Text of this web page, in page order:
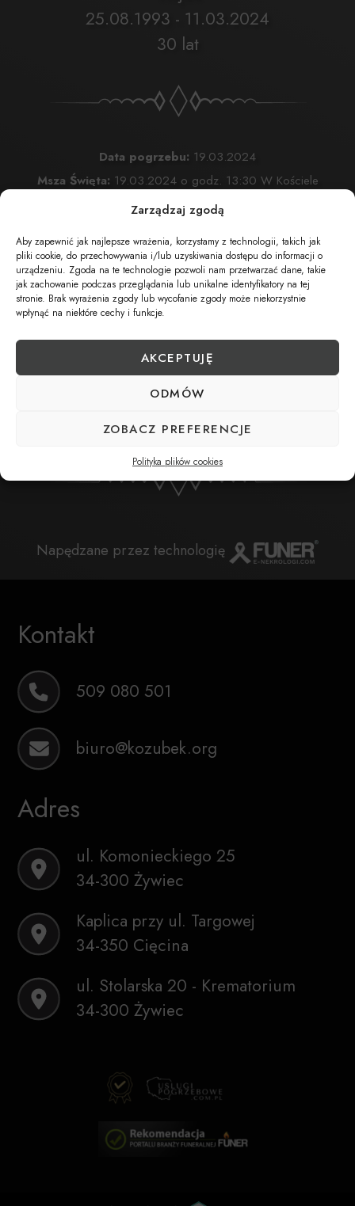
Zarządzaj zgodą
Aby zapewnić jak najlepsze wrażenia, korzystamy z technologii, takich jak
pliki cookie, do przechowywania i/lub uzyskiwania dostępu do informacji o
urządzeniu. Zgoda na te technologie pozwoli nam przetwarzać dane, takie
jak zachowanie podczas przeglądania lub unikalne identyfikatory na tej
stronie. Brak wyrażenia zgody lub wycofanie zgody może niekorzystnie
wpłynąć na niektóre cechy i funkcje.
AKCEPTUJĘ
ODMÓW
ZOBACZ PREFERENCJE
Polityka plików cookies
25.08.1993 - 11.03.2024
30 lat
Data pogrzebu: 19.03.2024
Msza Święta: 19.03.2024 o godz. 13:30 W Kościele
Przemienienia Pańskiego w Żywcu
Cmentarz:Cmentarz Przemienienia Pańskiego w Żywcu
Komonieckiego 26 , Żywiec
UDOSTĘPNIJ NEKROLOG
POBIERZ POWIADOMIENIE SMS
Napędzane przez technologię
Kontakt
509 080 501
biuro@kozubek.org
Adres
ul. Komonieckiego 25
34-300 Żywiec
Kaplica przy ul. Targowej
34-350 Cięcina
ul. Stolarska 20 - Krematorium
34-300 Żywiec